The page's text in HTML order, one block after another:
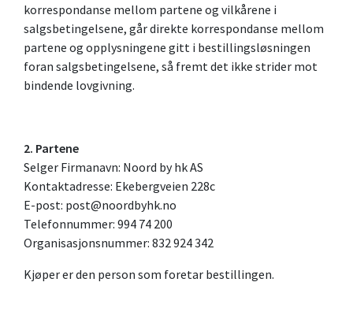
korrespondanse mellom partene og vilkårene i
salgsbetingelsene, går direkte korrespondanse mellom
partene og opplysningene gitt i bestillingsløsningen
foran salgsbetingelsene, så fremt det ikke strider mot
bindende lovgivning.
2. Partene
Selger Firmanavn: Noord by hk AS
Kontaktadresse: Ekebergveien 228c
E-post: post@noordbyhk.no
Telefonnummer: 994 74 200
Organisasjonsnummer: 832 924 342
Kjøper er den person som foretar bestillingen.